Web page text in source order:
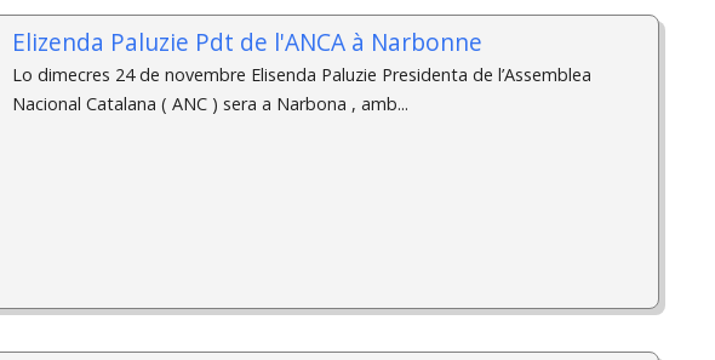
Elizenda Paluzie Pdt de l'ANCA à Narbonne
Lo dimecres 24 de novembre Elisenda Paluzie Presidenta de l’Assemblea
Nacional Catalana ( ANC ) sera a Narbona , amb...